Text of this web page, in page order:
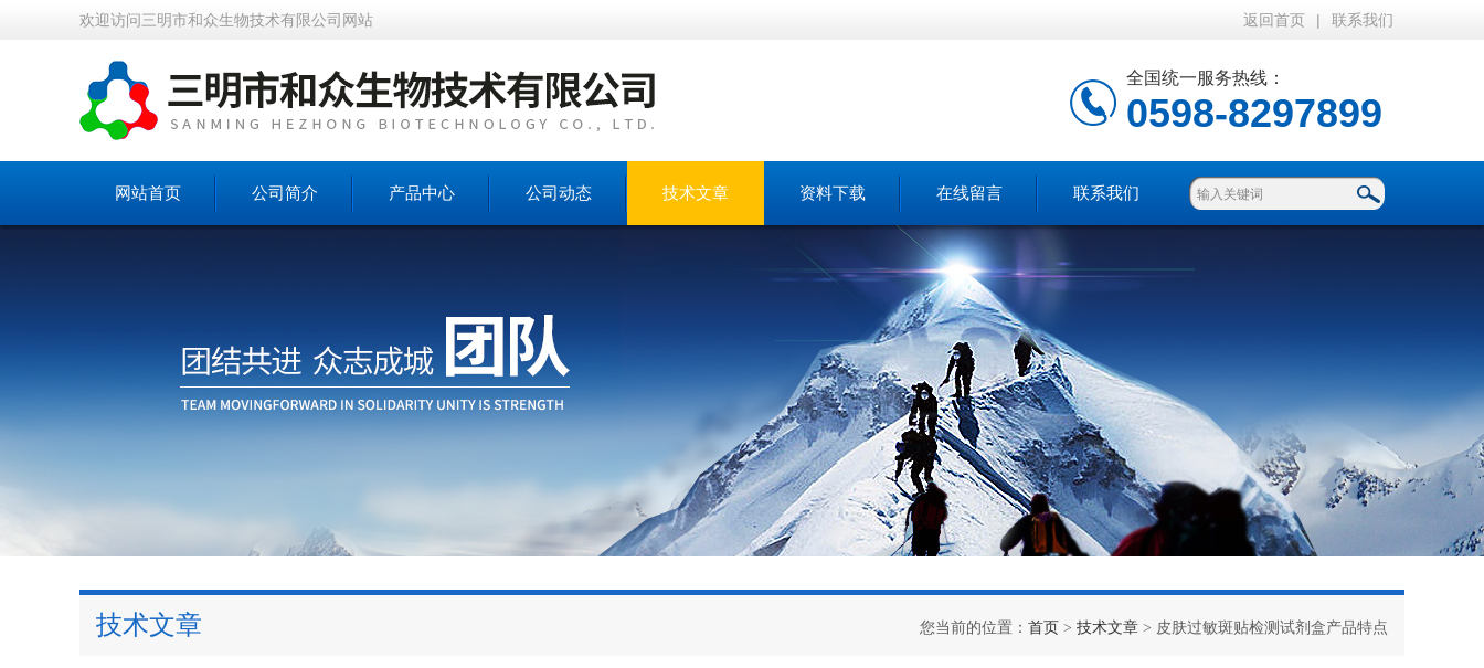
欢迎访问三明市和众生物技术有限公司网站 返回首页 | 联系我们
全国统一服务热线：
0598-8297899
网站首页 公司简介 产品中心 公司动态 技术文章 资料下载 在线留言 联系我们
技术文章 您当前的位置： 首页 > 技术文章 > 皮肤过敏斑贴检测试剂盒产品特点